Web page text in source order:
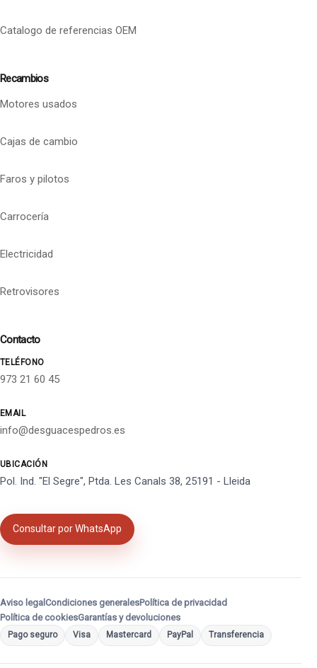
Catalogo de referencias OEM
Recambios
Motores usados
Cajas de cambio
Faros y pilotos
Carrocería
Electricidad
Retrovisores
Contacto
TELÉFONO
973 21 60 45
EMAIL
info@desguacespedros.es
UBICACIÓN
Pol. Ind. "El Segre", Ptda. Les Canals 38, 25191 - Lleida
Consultar por WhatsApp
Aviso legalCondiciones generalesPolítica de privacidad
Política de cookiesGarantías y devoluciones
Pago seguro Visa Mastercard PayPal Transferencia